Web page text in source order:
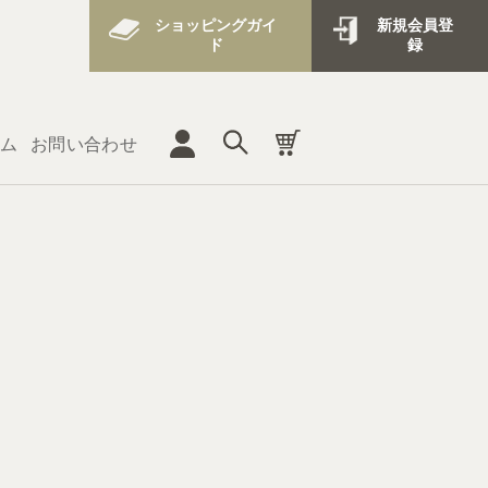
ショッピングガイ
ド
新規会員登
録
お問い合わせ